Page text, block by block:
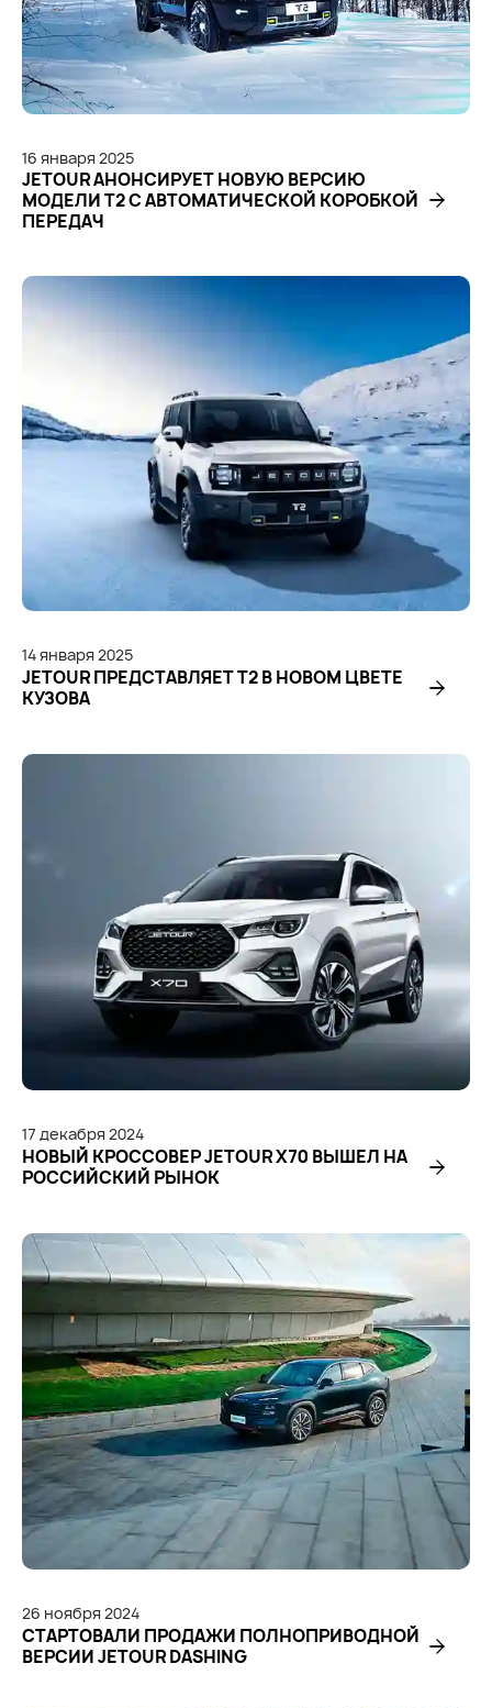
16 января2025
JETOUR АНОНСИРУЕТ НОВУЮ ВЕРСИЮ
МОДЕЛИ T2 С АВТОМАТИЧЕСКОЙ КОРОБКОЙ
ПЕРЕДАЧ
14января2025
JETOUR ПРЕДСТАВЛЯЕТ Т2 В НОВОМ ЦВЕТЕ
КУЗОВА
17 декабря2024
НОВЫЙ КРОССОВЕР JETOUR X70 ВЫШЕЛ НА
РОССИЙСКИЙ РЫНОК
26 ноября2024
СТАРТОВАЛИ ПРОДАЖИ ПОЛНОПРИВОДНОЙ
ВЕРСИИ JETOUR DASHING